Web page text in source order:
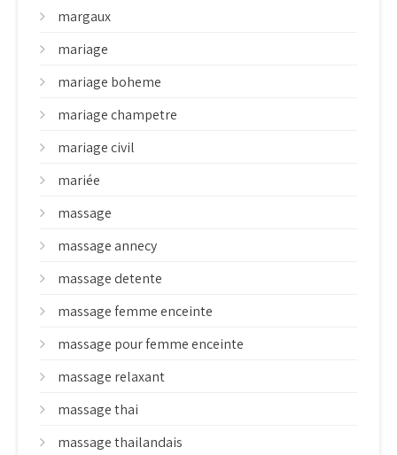
margaux
mariage
mariage boheme
mariage champetre
mariage civil
mariée
massage
massage annecy
massage detente
massage femme enceinte
massage pour femme enceinte
massage relaxant
massage thai
massage thailandais